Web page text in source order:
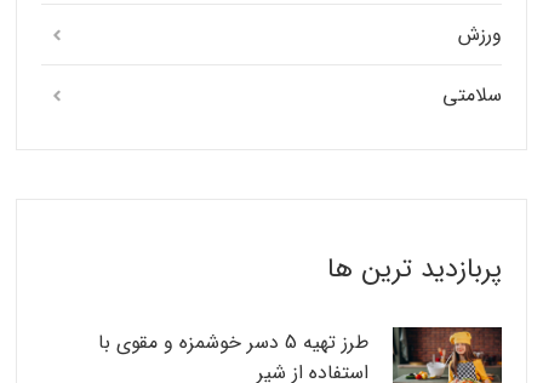
ورزش
سلامتی
پربازدید ترین ها
طرز تهیه 5 دسر خوشمزه و مقوی با
استفاده از شیر